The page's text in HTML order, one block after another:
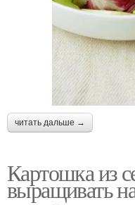
читать дальше →
Картошка из
выращивать